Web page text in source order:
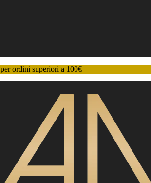
per ordini superiori a 100€